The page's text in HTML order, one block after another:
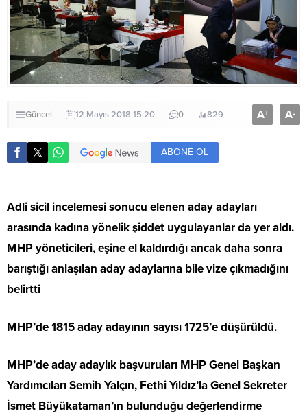
Güncel 12 Mayıs 2018 15:20 0 829 A+ A-
ABONE OL
Adli sicil incelemesi sonucu elenen aday adayları
arasında kadına yönelik şiddet uygulayanlar da yer aldı.
MHP yöneticileri, eşine el kaldırdığı ancak daha sonra
barıştığı anlaşılan aday adaylarına bile vize çıkmadığını
belirtti
MHP’de 1815 aday adayının sayısı 1725’e düşürüldü.
MHP’de aday adaylık başvuruları MHP Genel Başkan
Yardımcıları Semih Yalçın, Fethi Yıldız’la Genel Sekreter
İsmet Büyükataman’ın bulunduğu değerlendirme